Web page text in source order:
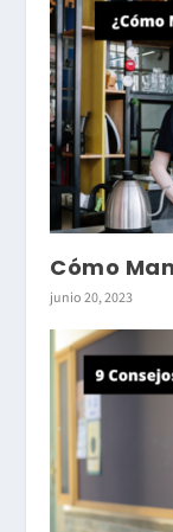
Cómo
junio 20, 2023